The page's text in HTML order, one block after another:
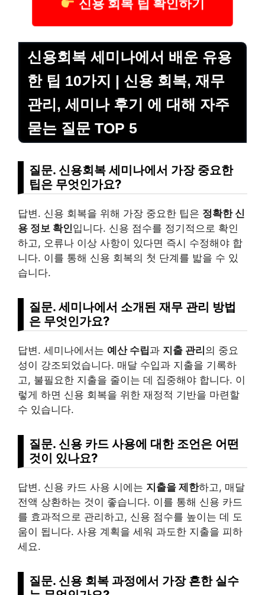
신용 회복 팁 확인하기
신용회복 세미나에서 배운 유용
한 팁 10가지 | 신용 회복, 재무
관리, 세미나 후기 에 대해 자주
묻는 질문 TOP 5
질문. 신용회복 세미나에서 가장 중요한
팁은 무엇인가요?
답변. 신용 회복을 위해 가장 중요한 팁은 정확한 신
용 정보 확인입니다. 신용 점수를 정기적으로 확인
하고, 오류나 이상 사항이 있다면 즉시 수정해야 합
니다. 이를 통해 신용 회복의 첫 단계를 밟을 수 있
습니다.
질문. 세미나에서 소개된 재무 관리 방법
은 무엇인가요?
답변. 세미나에서는 예산 수립과 지출 관리의 중요
성이 강조되었습니다. 매달 수입과 지출을 기록하
고, 불필요한 지출을 줄이는 데 집중해야 합니다. 이
렇게 하면 신용 회복을 위한 재정적 기반을 마련할
수 있습니다.
질문. 신용 카드 사용에 대한 조언은 어떤
것이 있나요?
답변. 신용 카드 사용 시에는 지출을 제한하고, 매달
전액 상환하는 것이 좋습니다. 이를 통해 신용 카드
를 효과적으로 관리하고, 신용 점수를 높이는 데 도
움이 됩니다. 사용 계획을 세워 과도한 지출을 피하
세요.
질문. 신용 회복 과정에서 가장 흔한 실수